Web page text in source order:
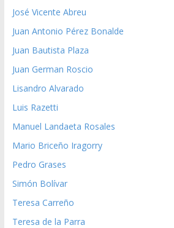
José Vicente Abreu
Juan Antonio Pérez Bonalde
Juan Bautista Plaza
Juan German Roscio
Lisandro Alvarado
Luis Razetti
Manuel Landaeta Rosales
Mario Briceño Iragorry
Pedro Grases
Simón Bolívar
Teresa Carreño
Teresa de la Parra